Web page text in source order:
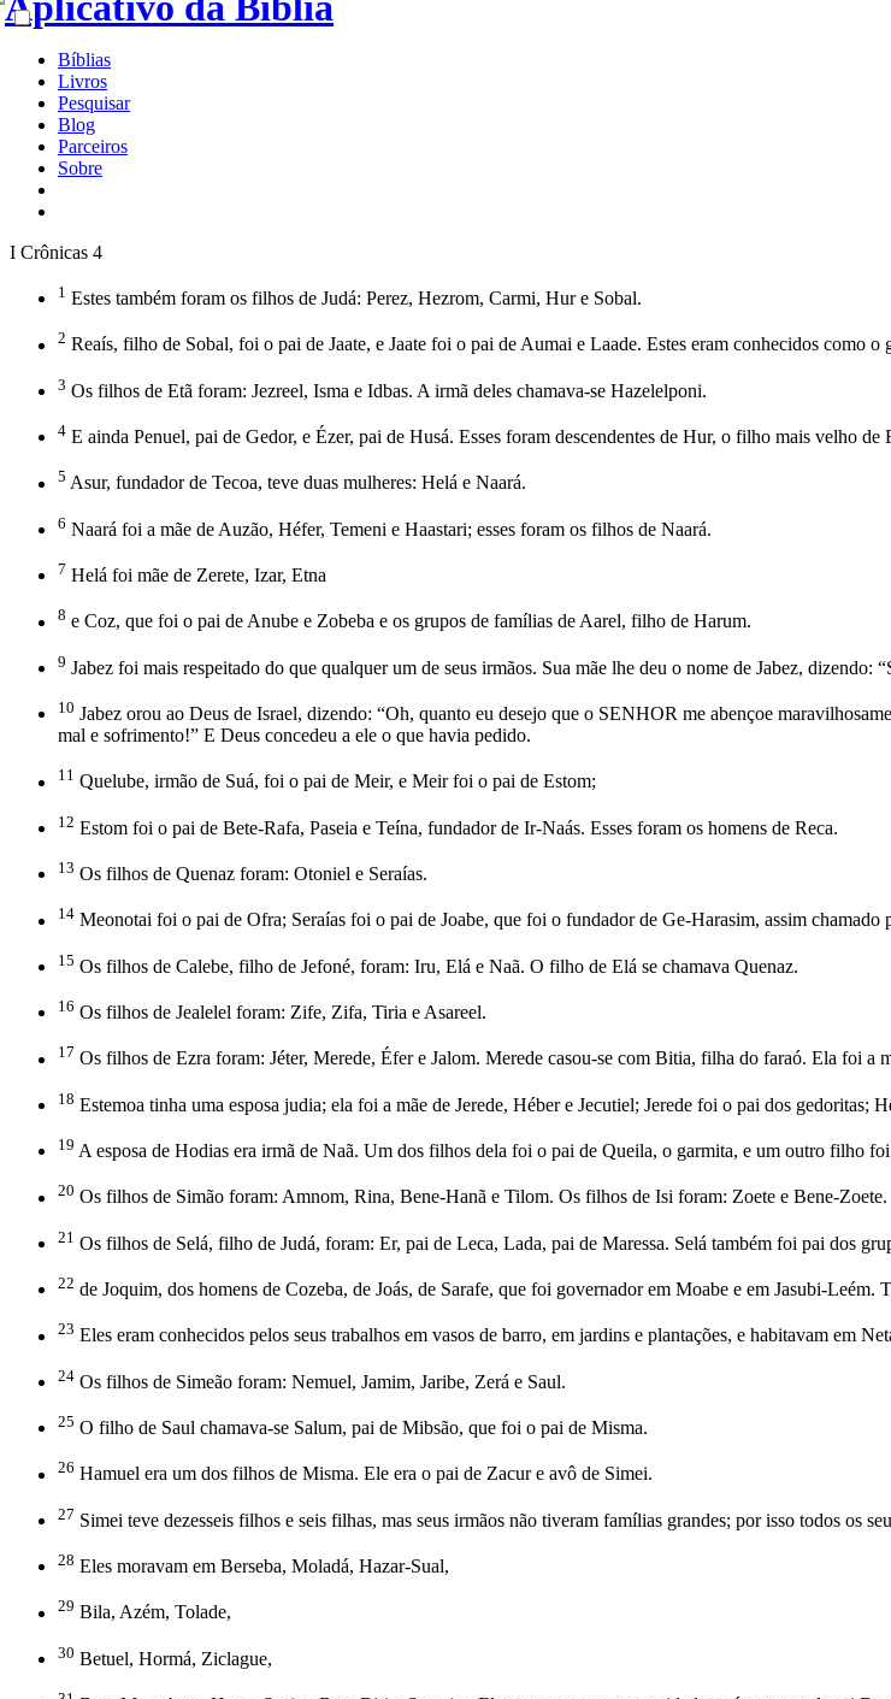
Bíblias
Livros
Pesquisar
Blog
Parceiros
Sobre
I Crônicas 4
1 Estes também foram os filhos de Judá: Perez, Hezrom, Carmi, Hur e Sobal.
2 Reaís, filho de Sobal, foi o pai de Jaate, e Jaate foi o pai de Aumai e Laade. Estes eram conhecidos como o
3 Os filhos de Etã foram: Jezreel, Isma e Idbas. A irmã deles chamava-se Hazelelponi.
4 E ainda Penuel, pai de Gedor, e Ézer, pai de Husá. Esses foram descendentes de Hur, o filho mais velho
5 Asur, fundador de Tecoa, teve duas mulheres: Helá e Naará.
6 Naará foi a mãe de Auzão, Héfer, Temeni e Haastari; esses foram os filhos de Naará.
7 Helá foi mãe de Zerete, Izar, Etna
8 e Coz, que foi o pai de Anube e Zobeba e os grupos de famílias de Aarel, filho de Harum.
9 Jabez foi mais respeitado do que qualquer um de seus irmãos. Sua mãe lhe deu o nome de Jabez, dizendo:
10 Jabez orou ao Deus de Israel, dizendo: “Oh, quanto eu desejo que o SENHOR me abençoe
mal e sofrimento!” E Deus concedeu a ele o que havia pedido.
11 Quelube, irmão de Suá, foi o pai de Meir, e Meir foi o pai de Estom;
12 Estom foi o pai de Bete-Rafa, Paseia e Teína, fundador de Ir-Naás. Esses foram os homens de Reca.
13 Os filhos de Quenaz foram: Otoniel e Seraías.
14 Meonotai foi o pai de Ofra; Seraías foi o pai de Joabe, que foi o fundador de Ge-Harasim, assim chamado
15 Os filhos de Calebe, filho de Jefoné, foram: Iru, Elá e Naã. O filho de Elá se chamava Quenaz.
16 Os filhos de Jealelel foram: Zife, Zifa, Tiria e Asareel.
17 Os filhos de Ezra foram: Jéter, Merede, Éfer e Jalom. Merede casou-se com Bitia, filha do faraó. Ela foi a
18 Estemoa tinha uma esposa judia; ela foi a mãe de Jerede, Héber e Jecutiel; Jerede foi o pai dos gedoritas;
19 A esposa de Hodias era irmã de Naã. Um dos filhos dela foi o pai de Queila, o garmita, e um outro filho
20 Os filhos de Simão foram: Amnom, Rina, Bene-Hanã e Tilom. Os filhos de Isi foram: Zoete e Bene-Zoete.
21 Os filhos de Selá, filho de Judá, foram: Er, pai de Leca, Lada, pai de Maressa. Selá também foi pai dos
22 de Joquim, dos homens de Cozeba, de Joás, de Sarafe, que foi governador em Moabe e em Jasubi-Leém.
23 Eles eram conhecidos pelos seus trabalhos em vasos de barro, em jardins e plantações, e habitavam em
24 Os filhos de Simeão foram: Nemuel, Jamim, Jaribe, Zerá e Saul.
25 O filho de Saul chamava-se Salum, pai de Mibsão, que foi o pai de Misma.
26 Hamuel era um dos filhos de Misma. Ele era o pai de Zacur e avô de Simei.
27 Simei teve dezesseis filhos e seis filhas, mas seus irmãos não tiveram famílias grandes; por isso todos os
28 Eles moravam em Berseba, Moladá, Hazar-Sual,
29 Bila, Azém, Tolade,
30 Betuel, Hormá, Ziclague,